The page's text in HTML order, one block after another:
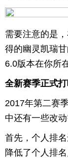
需要注意的是
得的幽灵凯瑞
6.0版本在你所
全新赛季正式
2017年第二赛
中还有一些改动
首先，个人排
降低了个人排